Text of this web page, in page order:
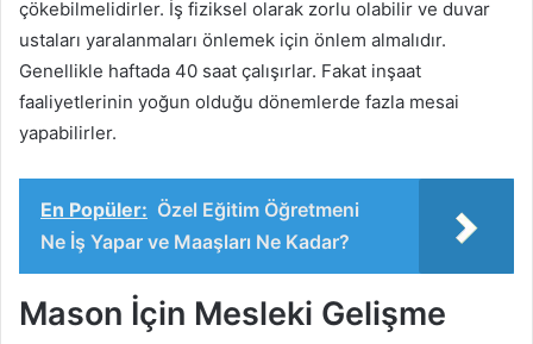
çökebilmelidirler. İş fiziksel olarak zorlu olabilir ve duvar
ustaları yaralanmaları önlemek için önlem almalıdır.
Genellikle haftada 40 saat çalışırlar. Fakat inşaat
faaliyetlerinin yoğun olduğu dönemlerde fazla mesai
yapabilirler.
En Popüler: Özel Eğitim Öğretmeni
Ne İş Yapar ve Maaşları Ne Kadar?
Mason İçin Mesleki Gelişme